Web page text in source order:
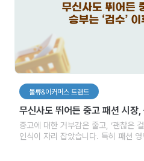
물류&이커머스 트랜드
무신사도 뛰어든 중고 패션 시장,
갈린다?
중고에 대한 거부감은 줄고, ‘괜찮은
인식이 자리 잡았습니다. 특히 패션